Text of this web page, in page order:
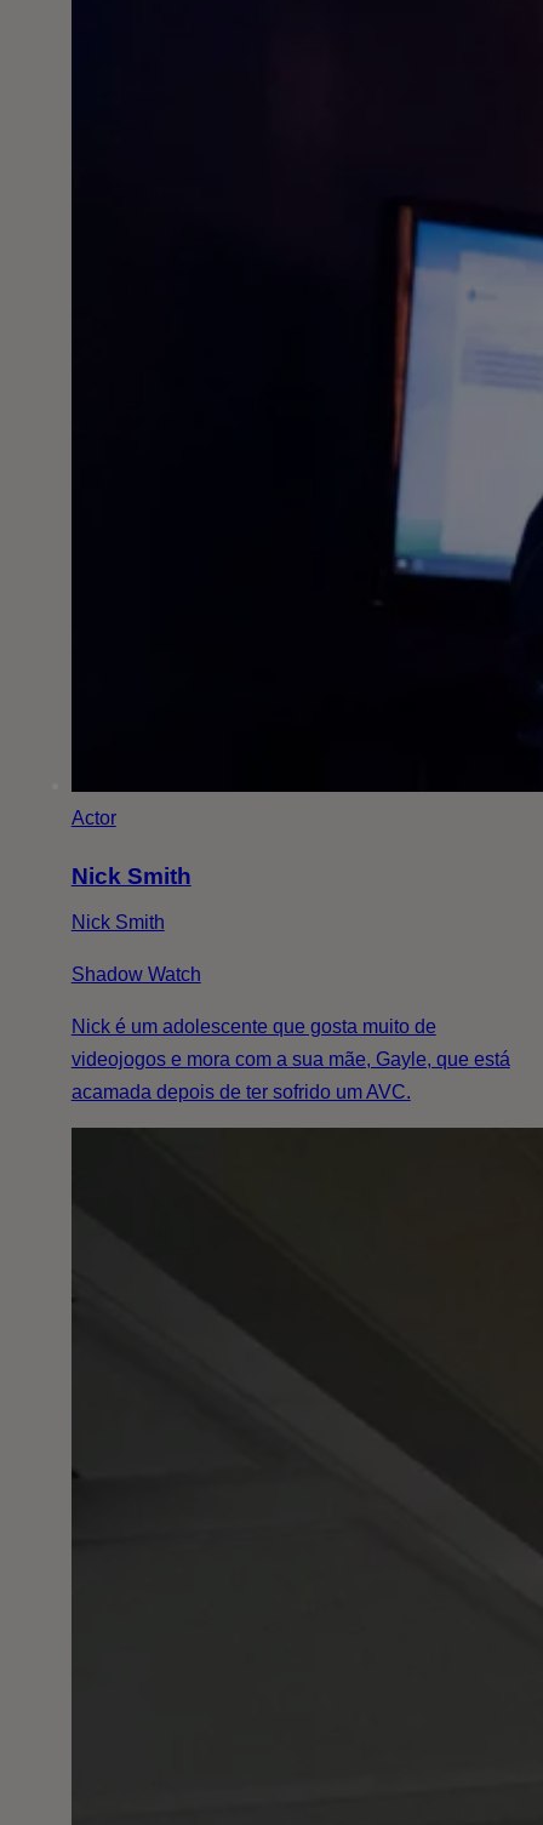
Actor
Nick Smith
Nick Smith
Shadow Watch
Nick é um adolescente que gosta muito de
videojogos e mora com a sua mãe, Gayle, que está
acamada depois de ter sofrido um AVC.